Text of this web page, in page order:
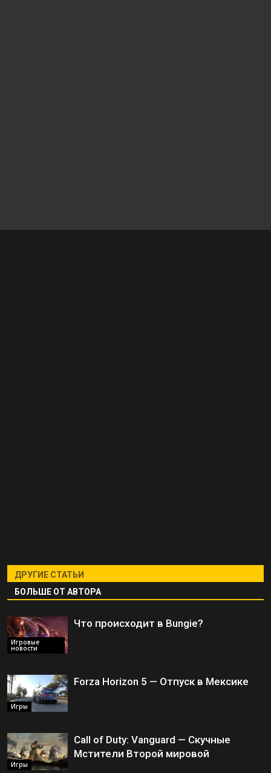
ДРУГИЕ СТАТЬИ
БОЛЬШЕ ОТ АВТОРА
Игровые
новости
Что происходит в Bungie?
Игры
Forza Horizon 5 — Отпуск в Мексике
Игры
Call of Duty: Vanguard — Скучные
Мстители Второй мировой